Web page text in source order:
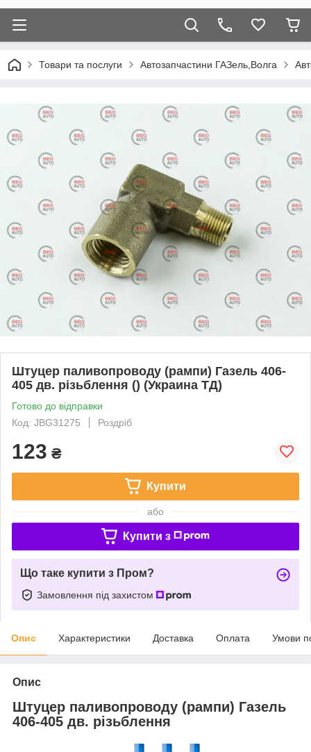
Товари та послуги Автозапчастини ГАЗель,Волга
Штуцер паливопроводу (рампи) Газель 406-
405 дв. різьблення () (Украина ТД)
Готово до відправки
Код: JBG31275
Роздріб
123 ₴
Купити
або
Купити з
Що таке купити з Пром?
Замовлення під захистом
Опис Характеристики Доставка Оплата Умови
Опис
Штуцер паливопроводу (рампи) Газель
406-405 дв. різьблення